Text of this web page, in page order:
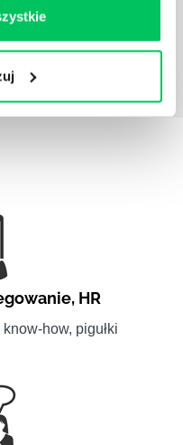
świadomość.
, HR
how, pigułki